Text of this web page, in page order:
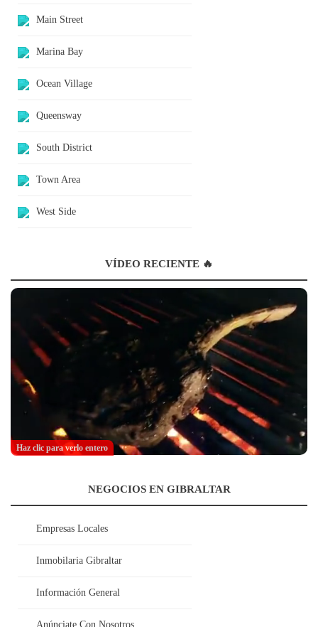
Main Street
Marina Bay
Ocean Village
Queensway
South District
Town Area
West Side
VÍDEO RECIENTE 🔥
Haz clic para verlo entero
NEGOCIOS EN GIBRALTAR
Empresas Locales
Inmobilaria Gibraltar
Información General
Anúnciate Con Nosotros